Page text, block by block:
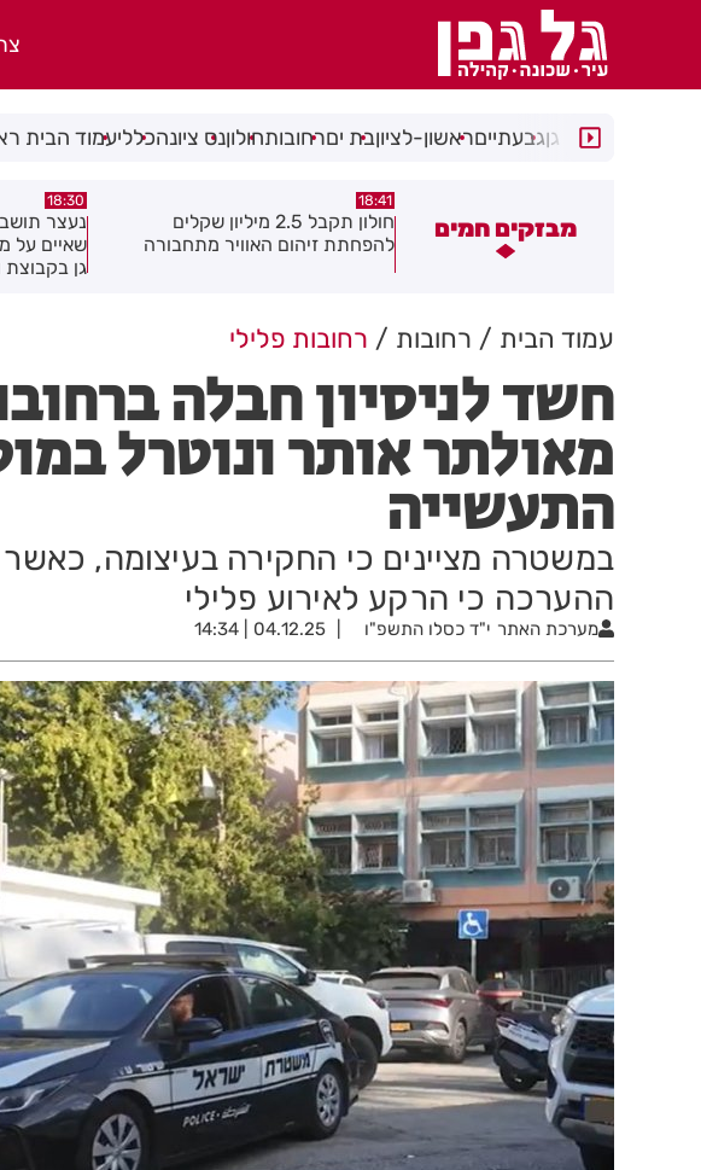
רמת גןגבעתייםראשון-לציוןבת יםרחובותחולוןנס ציונהכלליעמוד הבית
מבזקים חמים
חולון תקבל 2.5 מיליון שקלים
להפחתת זיהום האוויר מתחבורה
18:30
נעצר תושב מודיעין עילית בחשד
שאיים על מפקד תחנת בני ברק–רמת
17:49
מקהלה אחת
עמוד הבית רחובות רחובות פלילי
חשד לניסיון חבלה
מאולתר אותר ונוטרל
התעשייה
במשטרה מציינים כי החקירה בעיצומה,
ההערכה כי הרקע לאירוע פלילי
מערכת האתר י"ד כסלו התשפ"ו 04.12.25 | 14:34